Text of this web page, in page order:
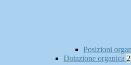
Posizioni
Dotazione organica 2